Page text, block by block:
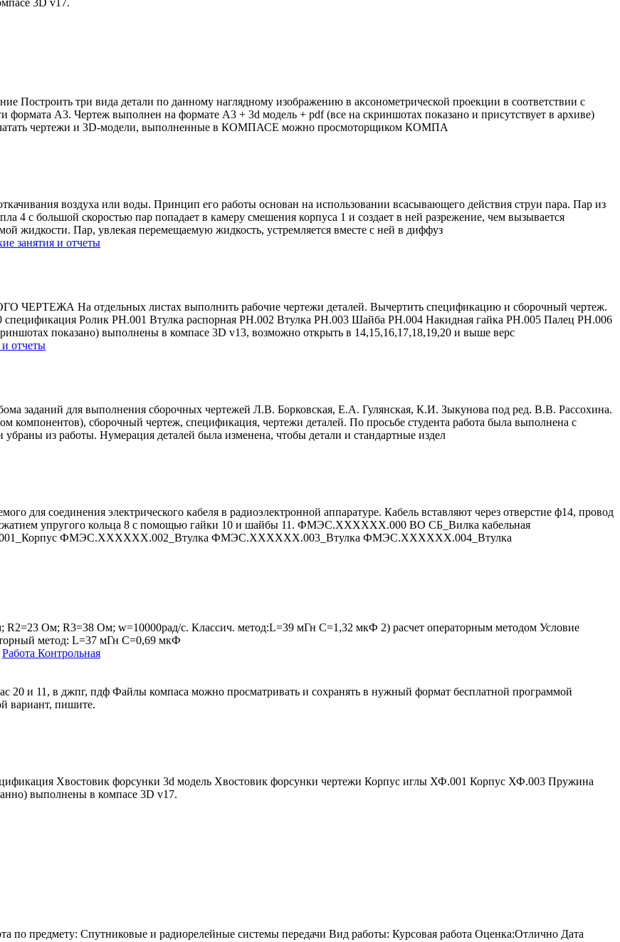
3D v17.
Построить три вида детали по данному наглядному изображению в аксонометрической проекции в соответствии с
формата А3. Чертеж выполнен на формате А3 + 3d модель + pdf (все на скриншотах показано и присутствует в архиве)
чертежи и 3D-модели, выполненные в КОМПАСЕ можно просмоторщиком КОМПА
воздуха или воды. Принцип его работы основан на использовании всасывающего действия струи пара. Пар из
4 с большой скоростью пар попадает в камеру смешения корпуса 1 и создает в ней разрежение, чем вызывается
жидкости. Пар, увлекая перемещаемую жидкость, устремляется вместе с ней в диффуз
занятия и отчеты
На отдельных листах выполнить рабочие чертежи деталей. Вычертить спецификацию и сборочный чертеж.
Ролик РН.001 Втулка распорная РН.002 Втулка РН.003 Шайба РН.004 Накидная гайка РН.005 Палец РН.006
показано) выполнены в компасе 3D v13, возможно открыть в 14,15,16,17,18,19,20 и выше верс
и отчеты
заданий для выполнения сборочных чертежей Л.В. Борковская, Е.А. Гулянская, К.И. Зыкунова под ред. В.В. Рассохина.
компонентов), сборочный чертеж, спецификация, чертежи деталей. По просьбе студента работа была выполнена с
из работы. Нумерация деталей была изменена, чтобы детали и стандартные издел
для соединения электрического кабеля в радиоэлектронной аппаратуре. Кабель вставляют через отверстие ф14, провод
сжатием упругого кольца 8 с помощью гайки 10 и шайбы 11. ФМЭС.ХХХХХХ.000 ВО СБ_Вилка кабельная
ФМЭС.ХХХХХХ.002_Втулка ФМЭС.ХХХХХХ.003_Втулка ФМЭС.ХХХХХХ.004_Втулка
R2=23 Ом; R3=38 Ом; w=10000рад/с. Классич. метод:L=39 мГн C=1,32 мкФ 2) расчет операторным методом Условие
метод: L=37 мГн C=0,69 мкФ
Работа Контрольная
20 и 11, в джпг, пдф Файлы компаса можно просматривать и сохранять в нужный формат бесплатной программой
вариант, пишите.
Хвостовик форсунки 3d модель Хвостовик форсунки чертежи Корпус иглы ХФ.001 Корпус ХФ.003 Пружина
выполнены в компасе 3D v17.
по предмету: Спутниковые и радиорелейные системы передачи Вид работы: Курсовая работа Оценка:Отлично Дата